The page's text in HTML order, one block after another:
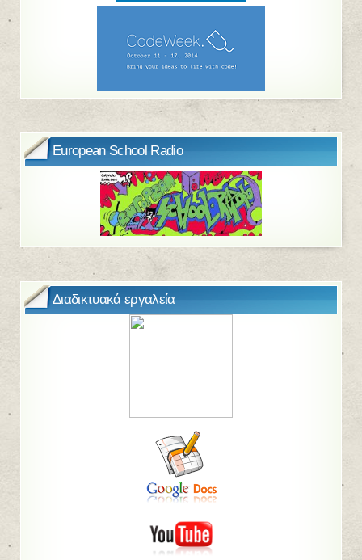
European School Radio
Διαδικτυακά εργαλεία